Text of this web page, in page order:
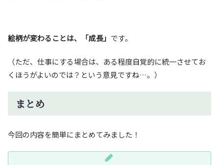
絵柄が変わることは、「成長」 です。
（ただ、仕事にする場合は、ある程度自覚的に統一させてお
くほうがよいのでは？という意見ですね…。）
まとめ
今回の内容を簡単にまとめてみました！